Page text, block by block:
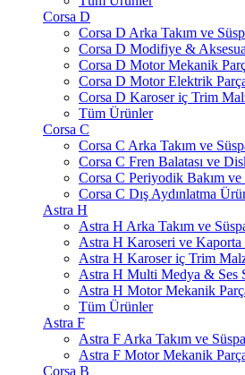
Corsa D
Corsa D Arka Takım ve
Corsa D Modifiye &
Corsa D Motor Mekanik
Corsa D Motor Elektrik
Corsa D Karoser iç Trim
Tüm Ürünler
Corsa C
Corsa C Arka Takım ve
Corsa C Fren Balatası ve
Corsa C Periyodik Bakım
Corsa C Dış Aydınlatma
Astra H
Astra H Arka Takım ve
Astra H Karoseri ve
Astra H Karoser iç Trim
Astra H Multi Medya & Ses
Astra H Motor Mekanik
Tüm Ürünler
Astra F
Astra F Arka Takım ve
Astra F Motor Mekanik
Corsa B